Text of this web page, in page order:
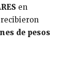
en
recibieron
de pesos